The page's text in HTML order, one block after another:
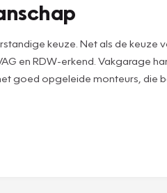
keuze. Net als de
en RDW-erkend. Vakgarage
goed opgeleide monteurs, die